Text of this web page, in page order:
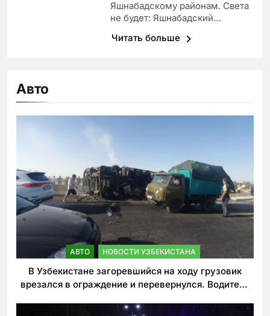
Яшнабадскому районам. Света
не будет: Яшнабадский…
Читать больше
Авто
АВТО НОВОСТИ УЗБЕКИСТАНА
В Узбекистане загоревшийся на ходу грузовик
врезался в ограждение и перевернулся. Водитель